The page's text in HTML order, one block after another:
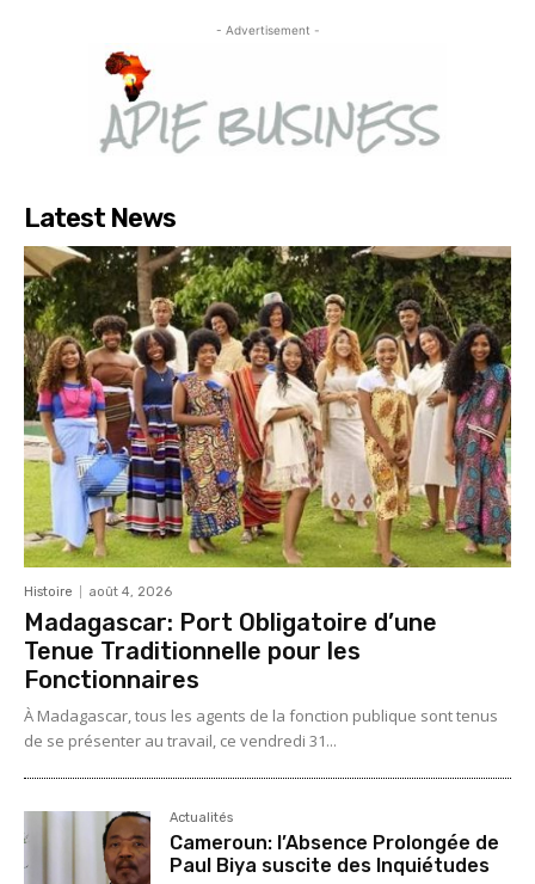
- Advertisement -
Latest News
Histoire août 4, 2026
Madagascar: Port Obligatoire d’une
Tenue Traditionnelle pour les
Fonctionnaires
À Madagascar, tous les agents de la fonction publique sont tenus
de se présenter au travail, ce vendredi 31...
Actualités
Cameroun: l’Absence Prolongée de
Paul Biya suscite des Inquiétudes